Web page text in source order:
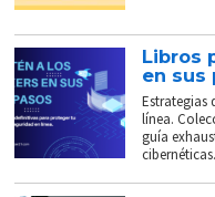
Libros
en sus
Estrategias
línea.
guía